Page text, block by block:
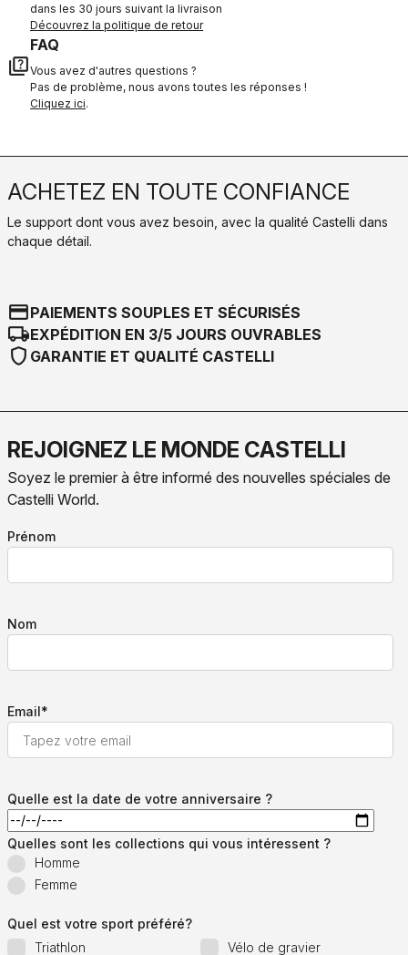
dans les 30 jours suivant la livraison
Découvrez la politique de retour
quiz
FAQ
Vous avez d'autres questions ?
Pas de problème, nous avons toutes les réponses !
Cliquez ici.
ACHETEZ EN TOUTE CONFIANCE
Le support dont vous avez besoin, avec la qualité Castelli dans
chaque détail.
credit_cardPAIEMENTS SOUPLES ET SÉCURISÉS
local_shippingEXPÉDITION EN 3/5 JOURS OUVRABLES
shield GARANTIE ET QUALITÉ CASTELLI
REJOIGNEZ LE MONDE CASTELLI
Soyez le premier à être informé des nouvelles spéciales de
Castelli World.
Prénom
Nom
Email*
Quelle est la date de votre anniversaire ?
Quelles sont les collections qui vous intéressent ?
Homme
Femme
Quel est votre sport préféré?
Triathlon
Vélo de gravier